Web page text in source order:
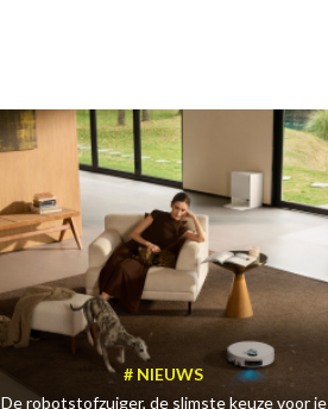
NIEUWS
De robotstofzuiger, de slimste keuze voor je